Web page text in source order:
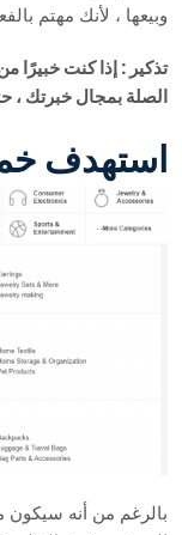
وبيعها ، لأنك مهتم
تذكير : إذا كنت خبيرًا
الصلة بمجال خبرتك ،
استهدف
بالرغم من أنه سيكون